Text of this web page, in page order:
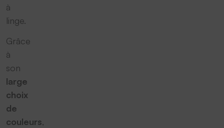
à
linge.
Grâce
à
son
large
choix
de
couleurs,